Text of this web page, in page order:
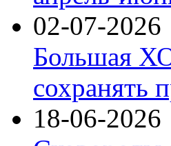
02-07-2026
Большая
сохранять
18-06-2026